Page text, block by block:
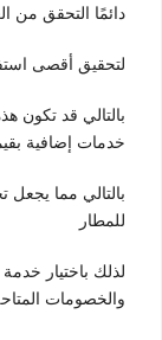
دائمًا التحقق من
لتحقيق أقصى
بالتالي قد تكون
خدمات إضافية
بالتالي مما
للمطار
لذلك باختيار
والخصومات